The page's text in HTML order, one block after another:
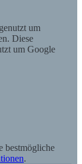
um
Diese
um Google
bestmögliche
.